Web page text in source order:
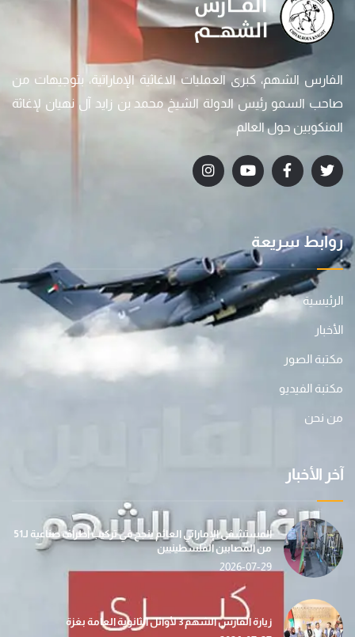
الفارس الشهم، كبرى العمليات الاغاثية الإماراتية، بتوجيهات من
صاحب السمو رئيس الدولة الشيخ محمد بن زايد آل نهيان لإغاثة
المنكوبين حول العالم
روابط سريعة
الرئيسية
الأخبار
مكتبة الصور
مكتبة الفيديو
من نحن
آخر الأخبار
المستشفى الإماراتي العائم ينجح في تركيب أطراف صناعية لـ51
من المصابين الفلسطينيين
2026-07-29
زيارة الفارس الشهم 3 لأوائل الثانوية العامة بغزة